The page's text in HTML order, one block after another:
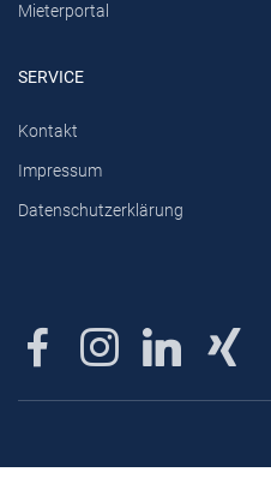
Mieterportal
SERVICE
Kontakt
Impressum
Datenschutzerklärung